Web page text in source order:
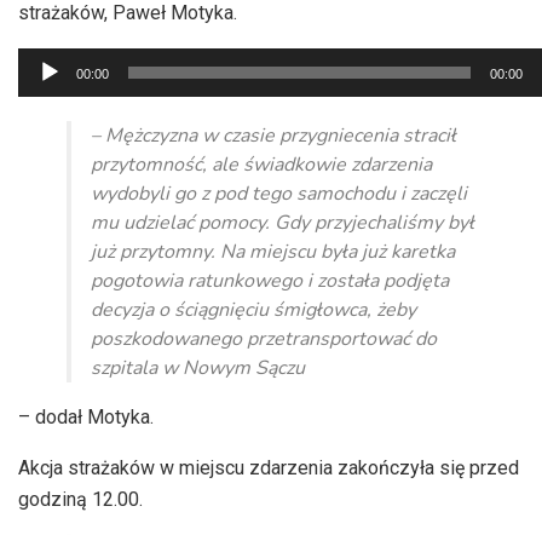
strażaków, Paweł Motyka.
Odtwarzacz
plików
dźwiękowych
00:00 00:00
– Mężczyzna w czasie przygniecenia stracił
przytomność, ale świadkowie zdarzenia
wydobyli go z pod tego samochodu i zaczęli
mu udzielać pomocy. Gdy przyjechaliśmy był
już przytomny. Na miejscu była już karetka
pogotowia ratunkowego i została podjęta
decyzja o ściągnięciu śmigłowca, żeby
poszkodowanego przetransportować do
szpitala w Nowym Sączu
– dodał Motyka.
Akcja strażaków w miejscu zdarzenia zakończyła się przed
godziną 12.00.